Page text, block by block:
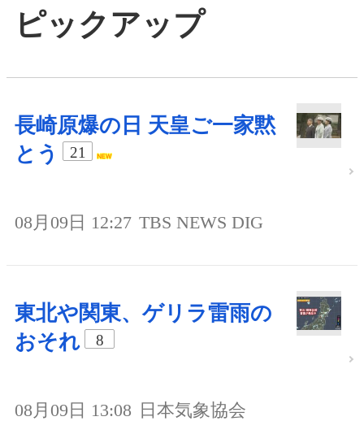
ピックアップ
長崎原爆の日 天皇ご一家黙
とう
21
08月09日 12:27 TBS NEWS DIG
東北や関東、ゲリラ雷雨の
おそれ
8
08月09日 13:08 日本気象協会